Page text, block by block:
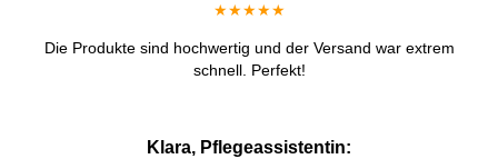
★★★★★
Die Produkte sind hochwertig und der Versand war extrem
schnell. Perfekt!
Klara, Pflegeassistentin: